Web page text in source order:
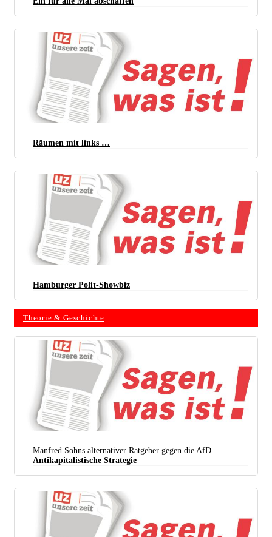
Räumen mit links …
Hamburger Polit-Showbiz
Theorie & Geschichte
Manfred Sohns alternativer Ratgeber gegen die AfD
Antikapitalistische Strategie